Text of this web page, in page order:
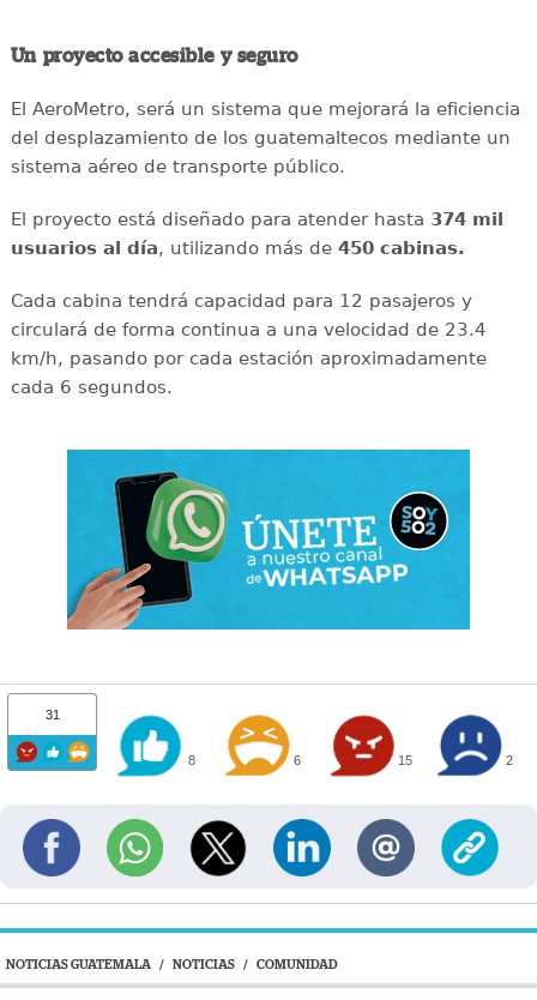
Un proyecto accesible y seguro
El AeroMetro, será un sistema que mejorará la eficiencia
del desplazamiento de los guatemaltecos mediante un
sistema aéreo de transporte público.
El proyecto está diseñado para atender hasta 374 mil
usuarios al día, utilizando más de 450 cabinas.
Cada cabina tendrá capacidad para 12 pasajeros y
circulará de forma continua a una velocidad de 23.4
km/h, pasando por cada estación aproximadamente
cada 6 segundos.
31
8 6 15 2
NOTICIAS GUATEMALA / NOTICIAS / COMUNIDAD